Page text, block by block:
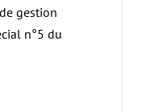
gestion
n°5 du